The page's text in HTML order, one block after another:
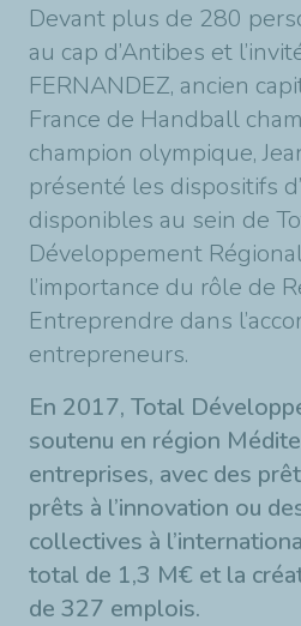
Devant plus de 280
au cap d’Antibes et
FERNANDEZ, ancien
France de Handball
champion olympique,
présenté les dispositifs
disponibles au sein de
Développement
l’importance du rôle de
Entreprendre dans
entrepreneurs.
En 2017, Total
soutenu en région
entreprises, avec des
prêts à l’innovation ou
collectives à
total de 1,3 M€ et la
de 327 emplois.